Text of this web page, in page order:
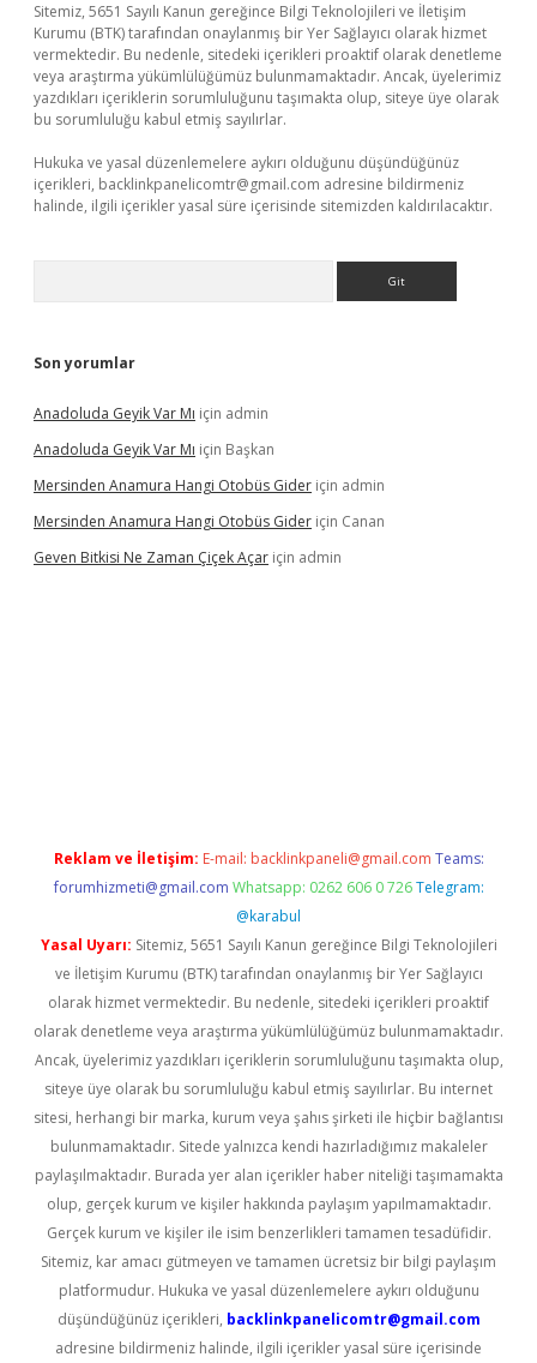
Sitemiz, 5651 Sayılı Kanun gereğince Bilgi Teknolojileri ve İletişim
Kurumu (BTK) tarafından onaylanmış bir Yer Sağlayıcı olarak hizmet
vermektedir. Bu nedenle, sitedeki içerikleri proaktif olarak denetleme
veya araştırma yükümlülüğümüz bulunmamaktadır. Ancak, üyelerimiz
yazdıkları içeriklerin sorumluluğunu taşımakta olup, siteye üye olarak
bu sorumluluğu kabul etmiş sayılırlar.
Hukuka ve yasal düzenlemelere aykırı olduğunu düşündüğünüz
içerikleri, backlinkpanelicomtr@gmail.com adresine bildirmeniz
halinde, ilgili içerikler yasal süre içerisinde sitemizden kaldırılacaktır.
Son yorumlar
Anadoluda Geyik Var Mı için admin
Anadoluda Geyik Var Mı için Başkan
Mersinden Anamura Hangi Otobüs Gider için admin
Mersinden Anamura Hangi Otobüs Gider için Canan
Geven Bitkisi Ne Zaman Çiçek Açar için admin
Reklam ve İletişim: E-mail: backlinkpaneli@gmail.com Teams:
forumhizmeti@gmail.com Whatsapp: 0262 606 0 726 Telegram:
@karabul
Yasal Uyarı: Sitemiz, 5651 Sayılı Kanun gereğince Bilgi Teknolojileri
ve İletişim Kurumu (BTK) tarafından onaylanmış bir Yer Sağlayıcı
olarak hizmet vermektedir. Bu nedenle, sitedeki içerikleri proaktif
olarak denetleme veya araştırma yükümlülüğümüz bulunmamaktadır.
Ancak, üyelerimiz yazdıkları içeriklerin sorumluluğunu taşımakta olup,
siteye üye olarak bu sorumluluğu kabul etmiş sayılırlar. Bu internet
sitesi, herhangi bir marka, kurum veya şahıs şirketi ile hiçbir bağlantısı
bulunmamaktadır. Sitede yalnızca kendi hazırladığımız makaleler
paylaşılmaktadır. Burada yer alan içerikler haber niteliği taşımamakta
olup, gerçek kurum ve kişiler hakkında paylaşım yapılmamaktadır.
Gerçek kurum ve kişiler ile isim benzerlikleri tamamen tesadüfidir.
Sitemiz, kar amacı gütmeyen ve tamamen ücretsiz bir bilgi paylaşım
platformudur. Hukuka ve yasal düzenlemelere aykırı olduğunu
düşündüğünüz içerikleri, backlinkpanelicomtr@gmail.com
adresine bildirmeniz halinde, ilgili içerikler yasal süre içerisinde